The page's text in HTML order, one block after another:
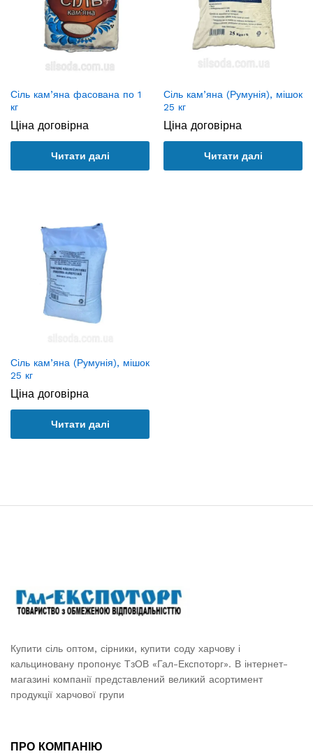
Сіль кам’яна фасована по 1
кг
Ціна договірна
Читати далі
Сіль кам’яна (Румунія), мішок
25 кг
Ціна договірна
Читати далі
Сіль кам’яна (Румунія), мішок
25 кг
Ціна договірна
Читати далі
Купити сіль оптом, сірники, купити соду харчову і
кальциновану пропонує ТзОВ «Гал-Експоторг». В інтернет-
магазині компанії представлений великий асортимент
продукції харчової групи
ПРО КОМПАНІЮ